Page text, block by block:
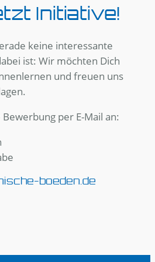
Initiative!
keine interessante
ist: Wir möchten Dich
und freuen uns
per E-Mail an:
boeden.de